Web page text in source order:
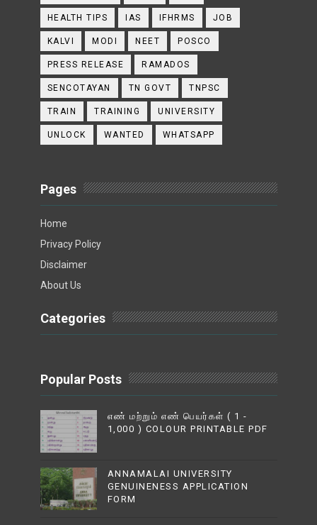
HEALTH TIPS IAS IFHRMS JOB
KALVI MODI NEET POSCO
PRESS RELEASE RAMADOS
SENCOTAYAN TN GOVT TNPSC
TRAIN TRAINING UNIVERSITY
UNLOCK WANTED WHATSAPP
Pages
Home
Privacy Policy
Disclaimer
About Us
Categories
Popular Posts
எண் மற்றும் எண் பெயர்கள் ( 1 -
1,000 ) COLOUR PRINTABLE PDF
ANNAMALAI UNIVERSITY
GENUINENESS APPLICATION
FORM